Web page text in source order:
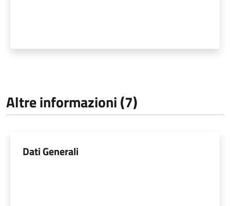
Altre informazioni (7)
Dati Generali